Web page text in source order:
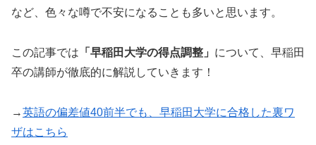
など、色々な噂で不安になることも多いと思います。
この記事では 「早稲田大学の得点調整」 について、早稲田
卒の講師が徹底的に解説していきます！
→英語の偏差値40前半でも、早稲田大学に合格した裏ワ
ザはこちら